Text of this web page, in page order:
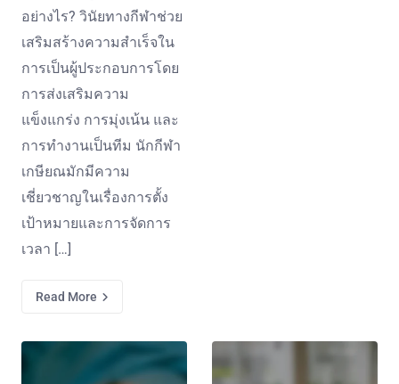
อย่างไร? วินัยทางกีฬาช่วย
เสริมสร้างความสำเร็จใน
การเป็นผู้ประกอบการโดย
การส่งเสริมความ
แข็งแกร่ง การมุ่งเน้น และ
การทำงานเป็นทีม นักกีฬา
เกษียณมักมีความ
เชี่ยวชาญในเรื่องการตั้ง
เป้าหมายและการจัดการ
เวลา […]
Read More